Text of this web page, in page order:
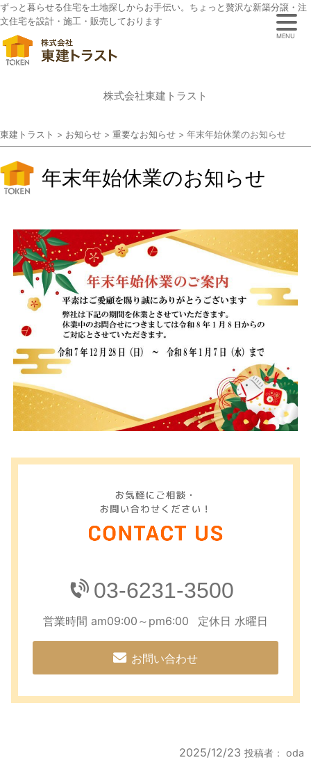
ずっと暮らせる住宅を土地探しからお手伝い。ちょっと贅沢な新築分譲・注
文住宅を設計・施工・販売しております
株式会社東建トラスト
東建トラスト > お知らせ > 重要なお知らせ > 年末年始休業のお知らせ
年末年始休業のお知らせ
03-6231-3500
営業時間 am09:00～pm6:00 定休日 水曜日
お問い合わせ
2025/12/23 投稿者： oda
MENU